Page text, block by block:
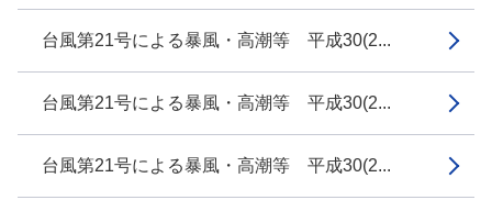
台風第21号による暴風・高潮等 平成30(2...
台風第21号による暴風・高潮等 平成30(2...
台風第21号による暴風・高潮等 平成30(2...